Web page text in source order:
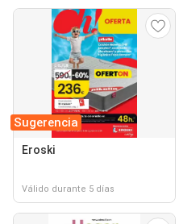
Sugerencia
Eroski
Válido durante 5 días